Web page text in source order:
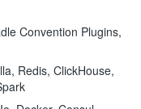
Convention Plugins,
Redis, ClickHouse,